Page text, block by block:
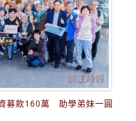
募款160萬 助學弟妹一圓